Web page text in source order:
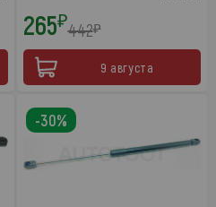
265₽442₽
9 августа
-30%